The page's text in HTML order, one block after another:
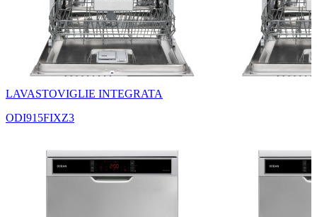
LAVASTOVIGLIE INTEGRATA
ODI915FIXZ3